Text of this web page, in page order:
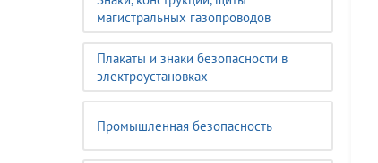
магистральных газопроводов
Плакаты и знаки безопасности в
электроустановках
Промышленная безопасность